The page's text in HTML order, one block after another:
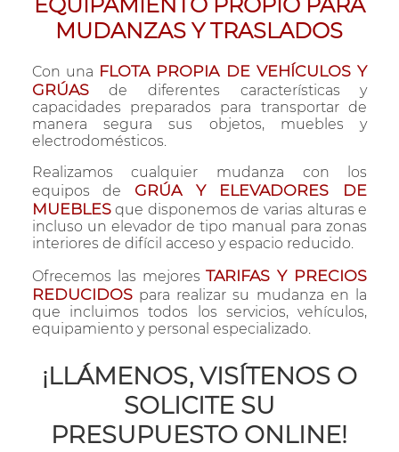
MUDANZAS Y TRASLADOS
Con una FLOTA PROPIA DE VEHÍCULOS Y
GRÚASde diferentes características y
capacidades preparados para transportar de
manera segura sus objetos, muebles y
electrodomésticos.
Realizamos cualquier mudanza con los
equipos de GRÚA Y ELEVADORES DE
MUEBLESque disponemos de varias alturas e
incluso un elevador de tipo manual para zonas
interiores de difícil acceso y espacio reducido.
Ofrecemos las mejoresTARIFAS Y PRECIOS
REDUCIDOSpara realizar su mudanza en la
que incluimos todos los servicios, vehículos,
equipamiento y personal especializado.
¡LLÁMENOS, VISÍTENOS O
SOLICITE SU
PRESUPUESTO ONLINE!